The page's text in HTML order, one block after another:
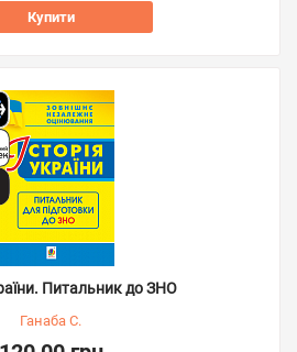
Купити
Питальник до ЗНО
Ганаба С.